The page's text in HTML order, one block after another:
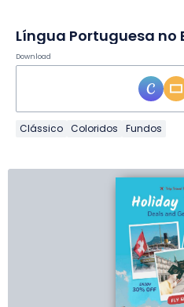
Download
Clássico Coloridos Fundos